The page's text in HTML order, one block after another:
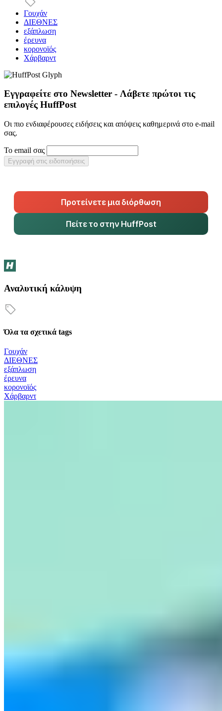
Γουχάν
ΔΙΕΘΝΕΣ
εξάπλωση
έρευνα
κορονοϊός
Χάρβαρντ
Εγγραφείτε στο Newsletter - Λάβετε πρώτοι τις
επιλογές HuffPost
Οι πιο ενδιαφέρουσες ειδήσεις και απόψεις καθημερινά στο e-mail
σας.
Το email σας
Εγγραφή στις ειδοποιήσεις
Προτείνετε μια διόρθωση
Πείτε το στην HuffPost
Αναλυτική κάλυψη
Όλα τα σχετικά tags
Γουχάν
ΔΙΕΘΝΕΣ
εξάπλωση
έρευνα
κορονοϊός
Χάρβαρντ